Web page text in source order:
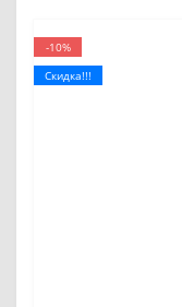
-10%
Скидка!!!